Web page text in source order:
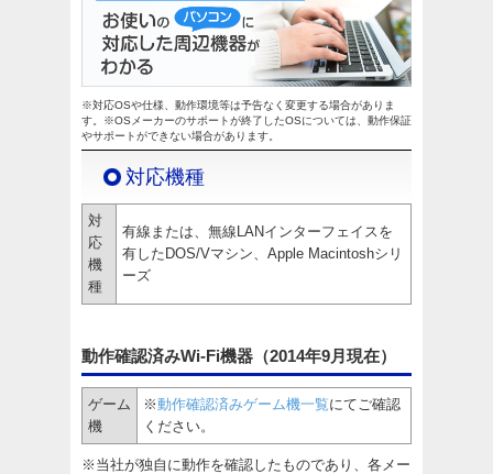
※対応OSや仕様、動作環境等は予告なく変更する場合がありま
す。※OSメーカーのサポートが終了したOSについては、動作保証
やサポートができない場合があります。
対応機種
対
応
機
種
有線または、無線LANインターフェイスを
有したDOS/Vマシン、Apple Macintoshシリ
ーズ
動作確認済みWi-Fi機器（2014年9月現在）
ゲーム
機
※動作確認済みゲーム機一覧にてご確認
ください。
※当社が独自に動作を確認したものであり、各メー